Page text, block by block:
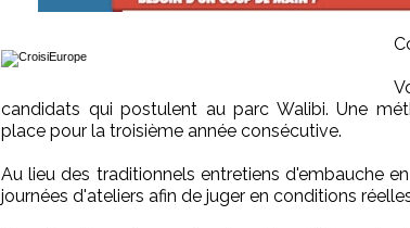
candidats qui postulent au parc Walibi. Une
place pour la troisième année consécutive.
Au lieu des traditionnels entretiens d'embauche
journées d'ateliers afin de juger en conditions